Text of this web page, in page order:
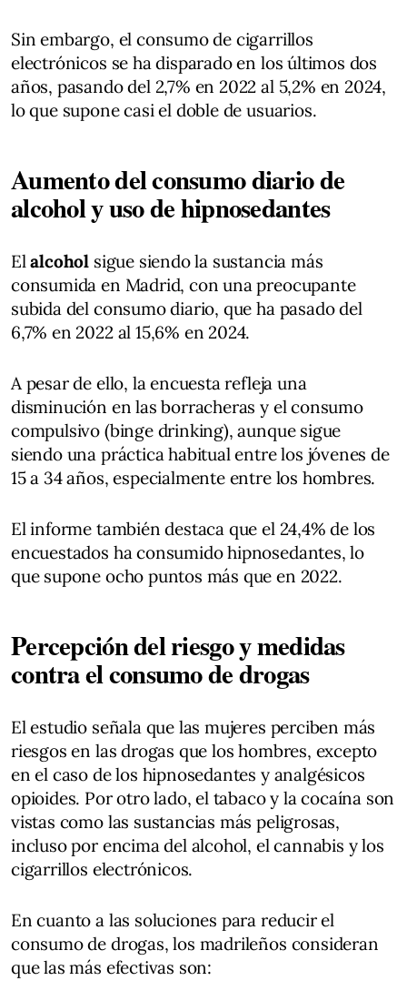
Sin embargo, el consumo de cigarrillos
electrónicos se ha disparado en los últimos dos
años, pasando del 2,7% en 2022 al 5,2% en 2024,
lo que supone casi el doble de usuarios.
Aumento del consumo diario de
alcohol y uso de hipnosedantes
Elalcohol sigue siendo la sustancia más
consumida en Madrid, con una preocupante
subida del consumo diario, que ha pasado del
6,7% en 2022 al 15,6% en 2024.
A pesar de ello, la encuesta refleja una
disminución en las borracheras y el consumo
compulsivo (binge drinking), aunque sigue
siendo una práctica habitual entre los jóvenes de
15 a 34 años, especialmente entre los hombres.
El informe también destaca que el 24,4% de los
encuestados ha consumido hipnosedantes, lo
que supone ocho puntos más que en 2022.
Percepción del riesgo y medidas
contra el consumo de drogas
El estudio señala que las mujeres perciben más
riesgos en las drogas que los hombres, excepto
en el caso de los hipnosedantes y analgésicos
opioides. Por otro lado, el tabaco y la cocaína son
vistas como las sustancias más peligrosas,
incluso por encima del alcohol, el cannabis y los
cigarrillos electrónicos.
En cuanto a las soluciones para reducir el
consumo de drogas, los madrileños consideran
que las más efectivas son: